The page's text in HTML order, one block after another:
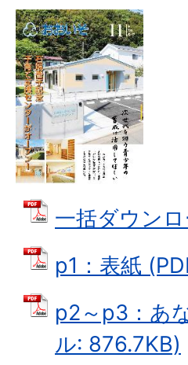
一括ダウン
p1：表紙
p2～p3：あ
ル: 876.7KB)